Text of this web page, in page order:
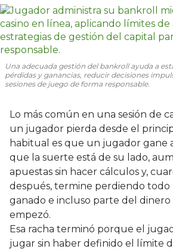
Una adecuada gestión del bankroll ayuda a
pérdidas y ganancias, reducir decisiones
sesiones de juego de forma responsable.
Lo más común en una sesión de
un jugador pierda desde el
habitual es que un jugador gane
que la suerte está de su lado,
apuestas sin hacer cálculos y,
después, termine perdiendo todo
ganado e incluso parte del
empezó.
Esa racha terminó porque el
jugar sin haber definido el límite